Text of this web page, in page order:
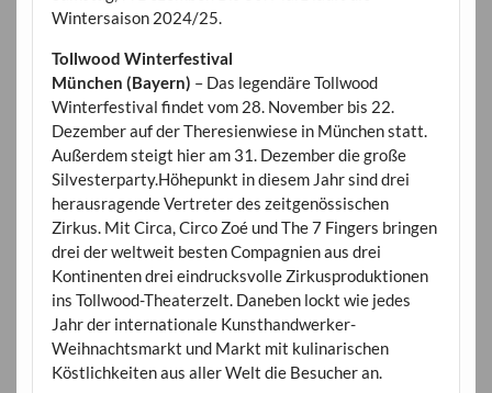
Wintersaison 2024/25.
Tollwood Winterfestival
München (Bayern) – Das legendäre Tollwood
Winterfestival findet vom 28. November bis 22.
Dezember auf der Theresienwiese in München statt.
Außerdem steigt hier am 31. Dezember die große
Silvesterparty.Höhepunkt in diesem Jahr sind drei
herausragende Vertreter des zeitgenössischen
Zirkus. Mit Circa, Circo Zoé und The 7 Fingers bringen
drei der weltweit besten Compagnien aus drei
Kontinenten drei eindrucksvolle Zirkusproduktionen
ins Tollwood-Theaterzelt. Daneben lockt wie jedes
Jahr der internationale Kunsthandwerker-
Weihnachtsmarkt und Markt mit kulinarischen
Köstlichkeiten aus aller Welt die Besucher an.